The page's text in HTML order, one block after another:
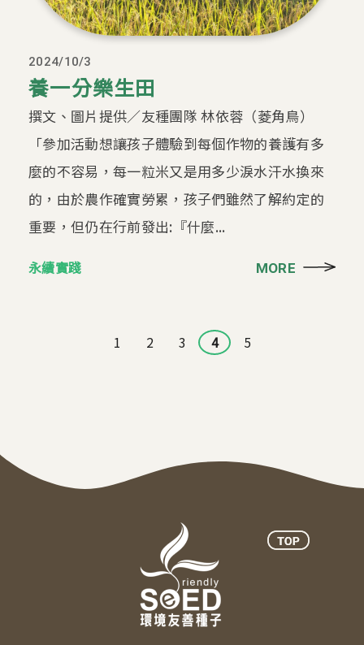
2024/10/3
養一分樂生田
撰文、圖片提供／友種團隊 林依蓉（菱角鳥）
「參加活動想讓孩子體驗到每個作物的養護有多
麼的不容易，每一粒米又是用多少淚水汗水換來
的，由於農作確實勞累，孩子們雖然了解約定的
重要，但仍在行前發出:『什麼...
永續實踐 MORE
1 2 3 4 5